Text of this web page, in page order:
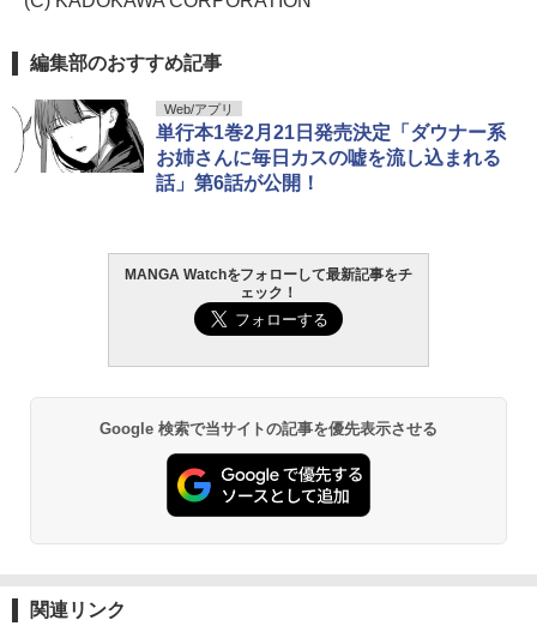
編集部のおすすめ記事
Web/アプリ
単行本1巻2月21日発売決定「ダウナー系
お姉さんに毎日カスの嘘を流し込まれる
話」第6話が公開！
MANGA Watchをフォローして最新記事をチ
ェック！
Google 検索で当サイトの記事を優先表示させる
関連リンク